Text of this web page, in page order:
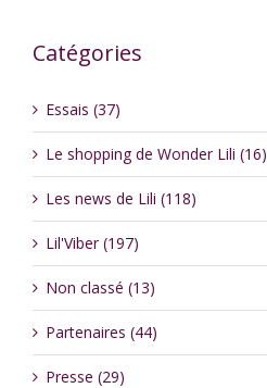
Catégories
Essais (37)
Le shopping de Wonder Lili (16)
Les news de Lili (118)
Lil'Viber (197)
Non classé (13)
Partenaires (44)
Presse (29)